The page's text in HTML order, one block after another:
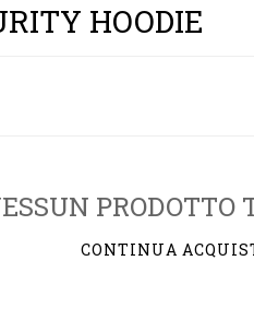
HOODIE
PRODOTTO
CONTINUA